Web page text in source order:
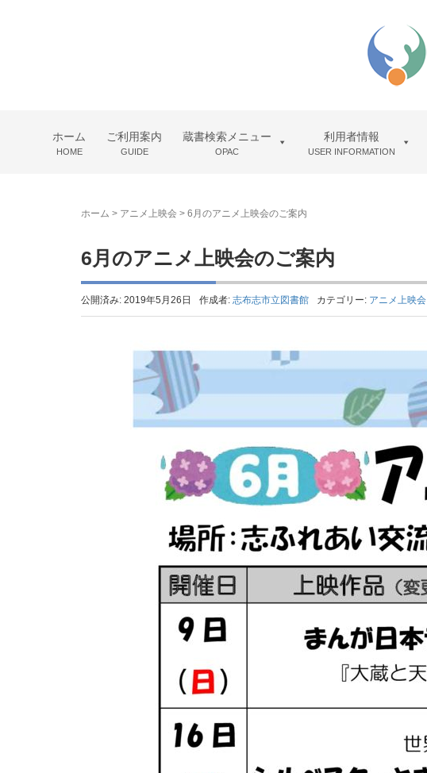
ホーム
HOME
ご利用案内
GUIDE
蔵書検索メニュー
OPAC
利用者情報
USER INFORMATION
ホーム > アニメ上映会 > 6月のアニメ上映会のご案内
6月のアニメ上映会のご案内
公開済み: 2019年5月26日 作成者: 志布志市立図書館 カテゴリー: アニメ上映会